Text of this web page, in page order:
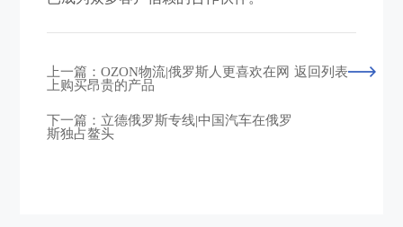
上一篇：OZON物流|俄罗斯人更喜欢在网
上购买昂贵的产品
下一篇：立德俄罗斯专线|中国汽车在俄罗
斯独占鳌头
返回列表